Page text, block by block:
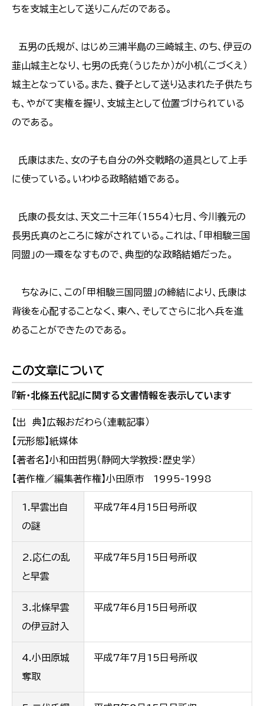
ちを支城主として送りこんだのである。
五男の氏規が、はじめ三浦半島の三崎城主、のち、伊豆の
韮山城主となり、七男の氏尭（うじたか）が小机（こづくえ）
城主となっている。また、養子として送り込まれた子供たち
も、やがて実権を握り、支城主として位置づけられている
のである。
氏康はまた、女の子も自分の外交戦略の道具として上手
に使っている。いわゆる政略結婚である。
氏康の長女は、天文二十三年（1554）七月、今川義元の
長男氏真のところに嫁がされている。これは、「甲相駿三国
同盟」の一環をなすもので、典型的な政略結婚だった。
ちなみに、この「甲相駿三国同盟」の締結により、氏康は
背後を心配することなく、東へ、そしてさらに北へ兵を進
めることができたのである。
この文章について
『新・北條五代記』に関する文書情報を表示しています
【出 典】広報おだわら（連載記事）
【元形態】紙媒体
【著者名】小和田哲男（静岡大学教授：歴史学）
【著作権／編集著作権】小田原市 1995-1998
1.早雲出自
の謎
平成7年4月15日号所収
2.応仁の乱
と早雲
平成7年5月15日号所収
3.北條早雲
の伊豆討入
平成7年6月15日号所収
4.小田原城
奪取
平成7年7月15日号所収